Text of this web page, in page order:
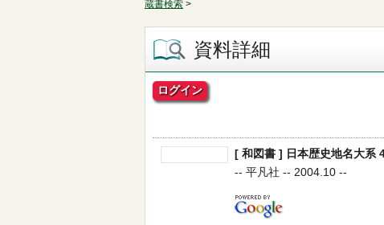
蔵書検索 >
資料詳細
ログイン
[ 和図書 ] 日本歴史地名大系
-- 平凡社 -- 2004.10 --